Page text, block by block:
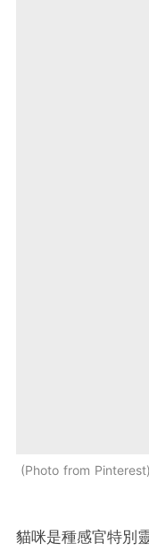
Photo from Pinterest
貓咪是種感官特別